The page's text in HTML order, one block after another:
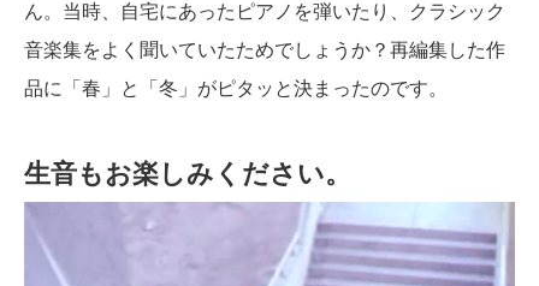
ん。当時、自宅にあったピアノを弾いたり、クラシック
音楽集をよく聞いていたためでしょうか？再編集した作
品に「春」と「冬」がピタッと決まったのです。
生音もお楽しみください。